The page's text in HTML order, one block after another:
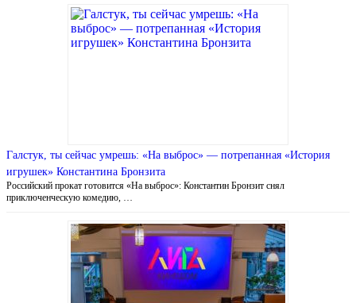
Галстук, ты сейчас умрешь: «На выброс» — потрепанная «История
игрушек» Константина Бронзита
Российский прокат готовится «На выброс»: Константин Бронзит снял
приключенческую комедию, …